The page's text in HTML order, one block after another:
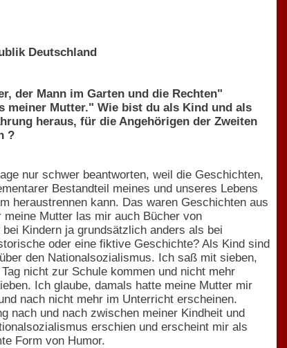
Deutschland
der Mann im Garten und die Rechten"
meiner Mutter." Wie bist du als Kind und als
heraus, für die Angehörigen der Zweiten
?
nur schwer beantworten, weil die Geschichten,
Bestandteil meines und unseres Lebens
heraustrennen kann. Das waren Geschichten aus
Mutter las mir auch Bücher von
Kindern ja grundsätzlich anders als bei
oder eine fiktive Geschichte? Als Kind sind
den Nationalsozialismus. Ich saß mit sieben,
nicht zur Schule kommen und nicht mehr
Ich glaube, damals hatte meine Mutter mir
nach nicht mehr im Unterricht erscheinen.
nach und nach zwischen meiner Kindheit und
erschien und erscheint mir als
Form von Humor.